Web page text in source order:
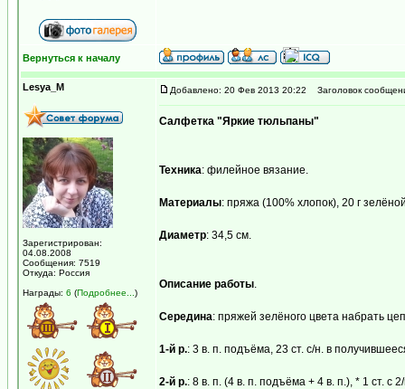
Вернуться к началу
Lesya_M
Зарегистрирован:
04.08.2008
Сообщения: 7519
Откуда: Россия
Награды: 6 (Подробнее... )
Добавлено: 20 Фев 2013 20:22 Заголовок
Салфетка "Яркие тюльпаны"
Техника: филейное вязание.
Материалы: пряжа (100% хлопок), 20 г
Диаметр: 34,5 см.
Описание работы.
Середина: пряжей зелёного цвета набрать
1-й р.: 3 в. п. подъёма, 23 ст. с/н. в
2-й р.: 8 в. п. (4 в. п. подъёма + 4 в. п.), * 1 ст. с